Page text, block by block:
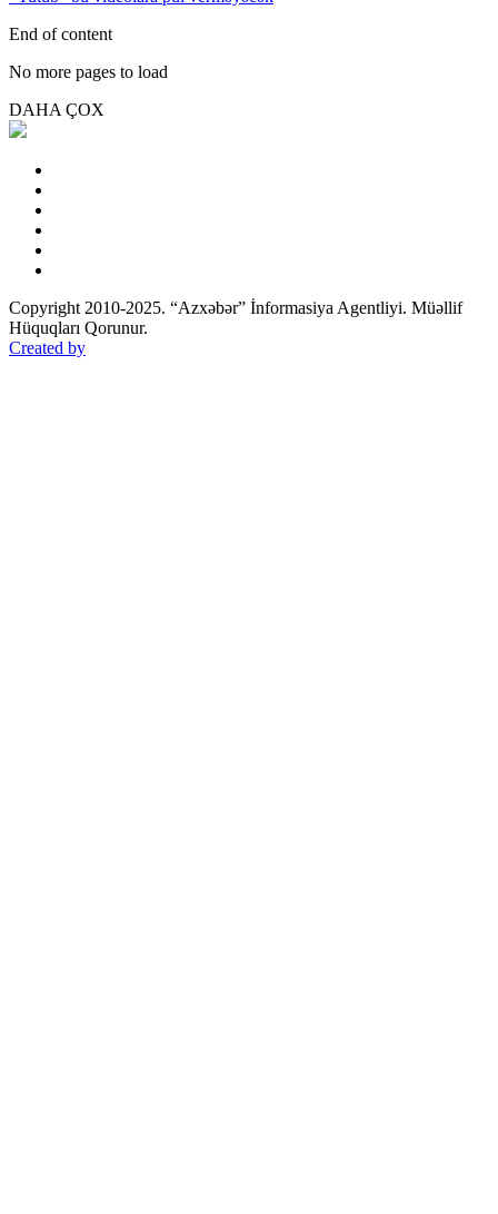
End of content
No more pages to load
DAHA ÇOX
Copyright 2010-2025. “Azxəbər” İnformasiya Agentliyi. Müəllif
Hüquqları Qorunur.
Created by